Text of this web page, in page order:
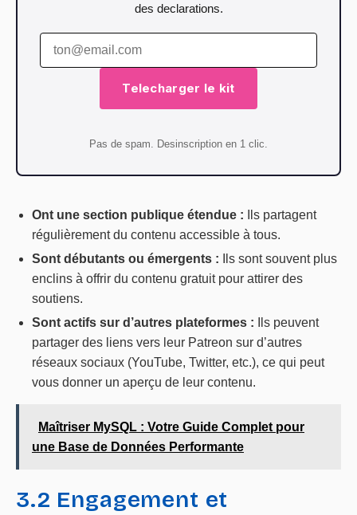
des declarations.
Telecharger le kit
Pas de spam. Desinscription en 1 clic.
Ont une section publique étendue : Ils partagent
régulièrement du contenu accessible à tous.
Sont débutants ou émergents : Ils sont souvent plus
enclins à offrir du contenu gratuit pour attirer des
soutiens.
Sont actifs sur d’autres plateformes : Ils peuvent
partager des liens vers leur Patreon sur d’autres
réseaux sociaux (YouTube, Twitter, etc.), ce qui peut
vous donner un aperçu de leur contenu.
Maîtriser MySQL : Votre Guide Complet pour
une Base de Données Performante
3.2 Engagement et